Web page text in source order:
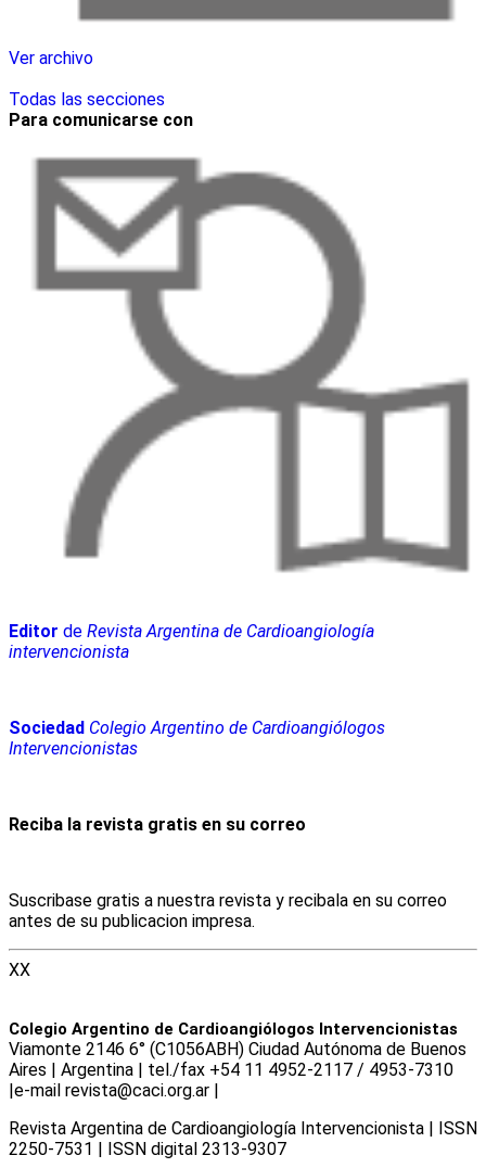
Ver archivo
Todas las secciones
Para comunicarse con
Editor de Revista Argentina de Cardioangiología
intervencionista
Sociedad Colegio Argentino de Cardioangiólogos
Intervencionistas
Reciba la revista gratis en su correo
Suscribase gratis a nuestra revista y recibala en su correo
antes de su publicacion impresa.
XX
Colegio Argentino de Cardioangiólogos Intervencionistas
Viamonte 2146 6° (C1056ABH) Ciudad Autónoma de Buenos
Aires | Argentina | tel./fax +54 11 4952-2117 / 4953-7310
|e-mail revista@caci.org.ar |
Revista Argentina de Cardioangiologí­a Intervencionista | ISSN
2250-7531 | ISSN digital 2313-9307